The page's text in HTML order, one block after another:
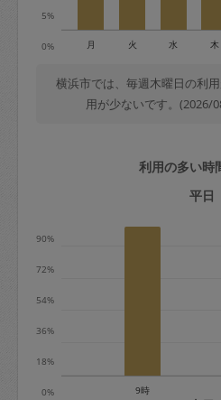
＋交通費全額
依頼者不在による当
金額の100%＋交通費
定期契約をキャンセ
期は月2回まで隔週定
0%
5%
月 火 水 木
横浜市では、毎週木曜日の利
用が少ないです。(2026/
利用の多い時
平日
0%
18%
36%
54%
72%
90%
9時